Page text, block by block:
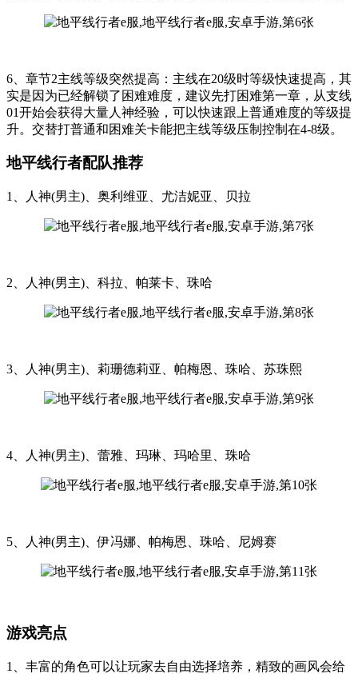
6、章节2主线等级突然提高：主线在20级时等级快速提高，其
实是因为已经解锁了困难难度，建议先打困难第一章，从支线
01开始会获得大量人神经验，可以快速跟上普通难度的等级提
升。交替打普通和困难关卡能把主线等级压制控制在4-8级。
地平线行者配队推荐
1、人神(男主)、奥利维亚、尤洁妮亚、贝拉
2、人神(男主)、科拉、帕莱卡、珠哈
3、人神(男主)、莉珊德莉亚、帕梅恩、珠哈、苏珠熙
4、人神(男主)、蕾雅、玛琳、玛哈里、珠哈
5、人神(男主)、伊冯娜、帕梅恩、珠哈、尼姆赛
游戏亮点
1、丰富的角色可以让玩家去自由选择培养，精致的画风会给